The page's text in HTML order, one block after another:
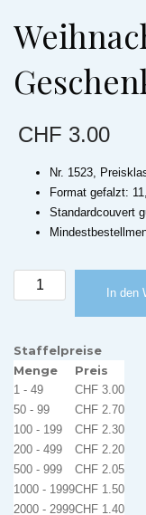
CHF 3.00
Nr. 1523,
Format gefalzt:
Standardcouvert
Weihnachtskarte
Geschenke
Menge
In den
Staffelpreise
Menge
Preis
1 - 49 CHF 3.00
50 - 99
CHF 2.70
100 - 199
CHF 2.30
200 - 499
CHF 2.20
500 - 999
CHF 2.05
1000 - 1999CHF 1.50
2000 - 2999CHF 1.40